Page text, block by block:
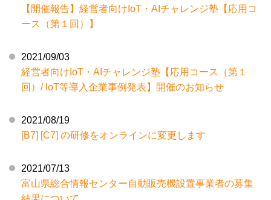
【開催報告】経営者向けIoT・AIチャレンジ塾【応用コ
ース（第１回）】
2021/09/03
経営者向けIoT・AIチャレンジ塾【応用コース（第１
回）/ IoT等導入企業事例発表】開催のお知らせ
2021/08/19
[B7] [C7] の研修をオンラインに変更します
2021/07/13
富山県総合情報センター自動販売機設置事業者の募集